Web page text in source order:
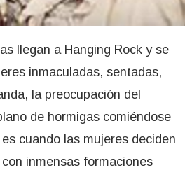
llegan a Hanging Rock y se
inmaculadas, sentadas,
la preocupación del
de hormigas comiéndose
cuando las mujeres deciden
inmensas formaciones